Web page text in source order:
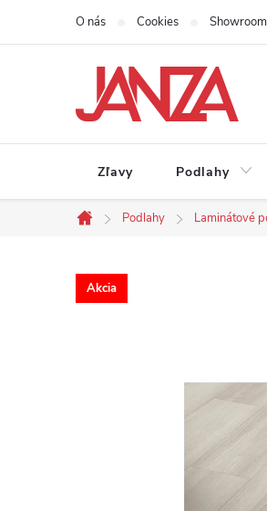
Prejsť na obsah
O nás Cookies Showroom
Zľavy Podlahy
Domov
Podlahy Laminátové
Akcia